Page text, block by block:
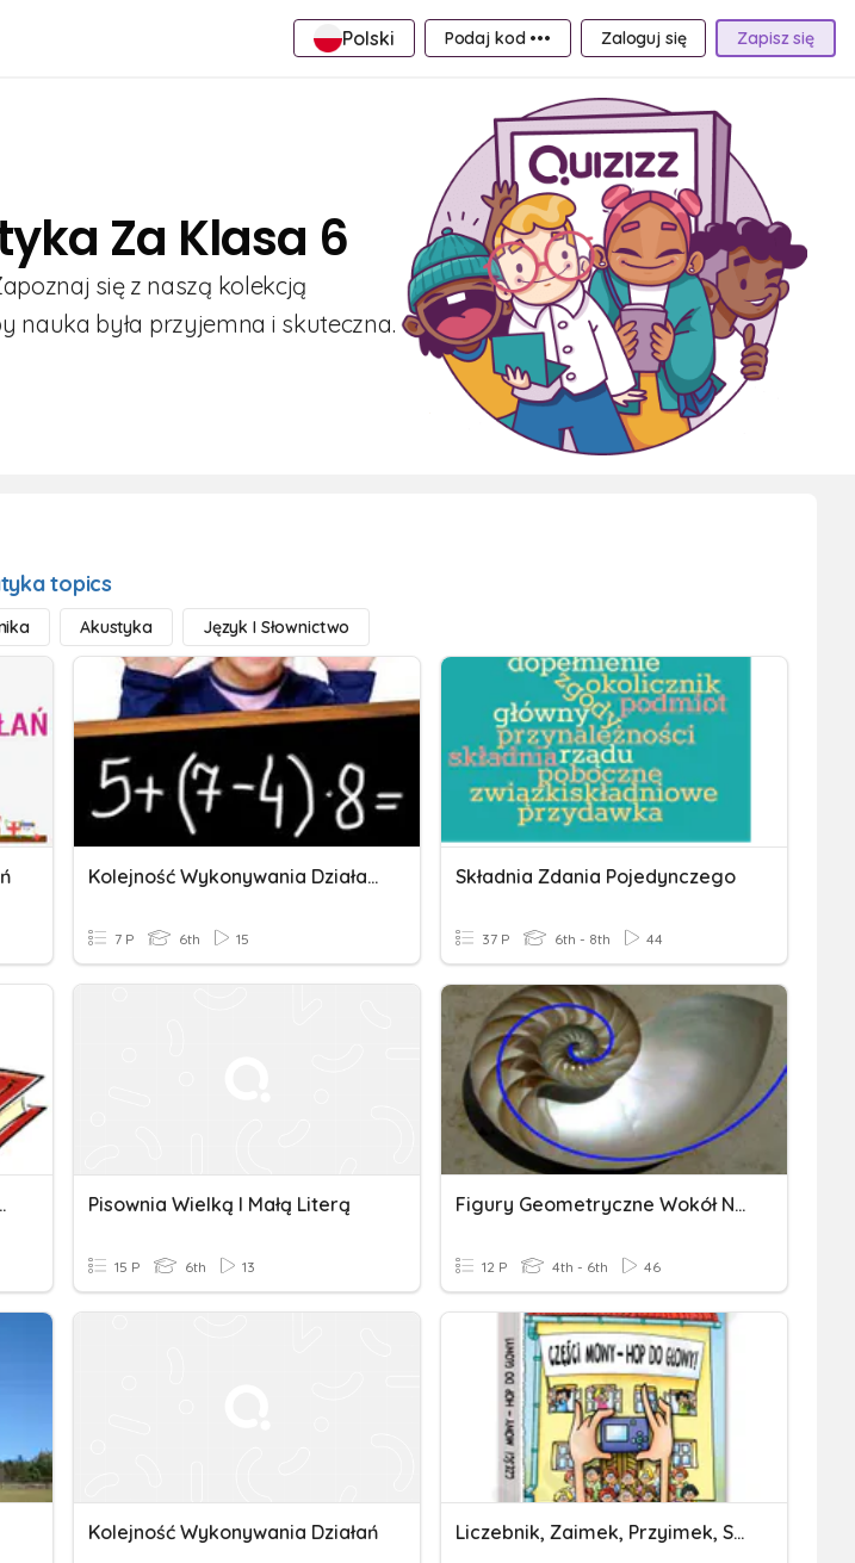
Polski Podaj kod ••• Zaloguj się Zapisz się
Za Klasa 6
się z naszą kolekcją
była przyjemna i skuteczna.
topics
Akustyka Język I Słownictwo
Kolejność Wykonywania Działań Praca Domowa
7 P 6th 15
Składnia Zdania Pojedynczego
37 P 6th - 8th 44
I BIBLIOTECE Pisownia Wielką I Małą Literą
15 P 6th 13
Figury Geometryczne Wokół Nas
12 P 4th - 6th 46
Kolejność Wykonywania Działań Liczebnik, Zaimek, Przyimek, Spójnik, Partykuła, Wykrzyknik